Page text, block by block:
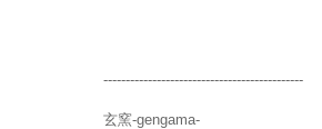
---------------------------------------------
玄窯-gengama-